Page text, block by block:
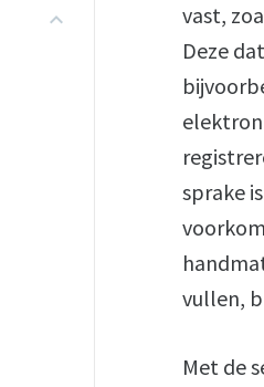
vast,
Deze
sprake
vullen,
Met de